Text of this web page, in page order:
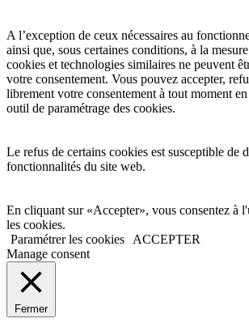
A l’exception de ceux nécessaires au
ainsi que, sous certaines conditions, à la
cookies et technologies similaires ne peuvent
votre consentement. Vous pouvez accepter,
librement votre consentement à tout moment
outil de paramétrage des cookies.
Le refus de certains cookies est susceptible de
fonctionnalités du site web.
En cliquant sur «Accepter», vous consentez à
les cookies.
Paramétrer les cookies
ACCEPTER
Manage consent
Fermer